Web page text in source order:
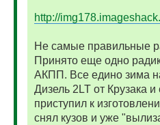
http://
Не самые правильные
Принято еще одно
АКПП. Все едино зима
Дизель 2LT от Крузака
приступил к
снял кузов и уже